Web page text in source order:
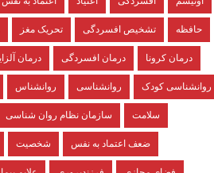
تحریک مغز تشخیص افسردگی حافظه
درمان درمان افسردگی درمان کرونا
روانشناس روانشناسی روانشناسی کودک
سازمان نظام روان شناسی سلامت
شخصیت ضعف اعتماد به نفس